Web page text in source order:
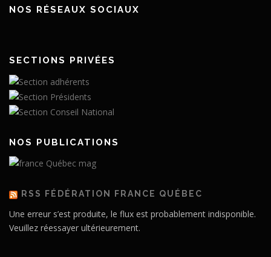
NOS RÉSEAUX SOCIAUX
SECTIONS PRIVÉES
NOS PUBLICATIONS
RSS FÉDÉRATION FRANCE QUÉBEC
Une erreur s’est produite, le flux est probablement indisponible.
Veuillez réessayer ultérieurement.